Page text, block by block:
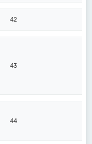
42
43
44